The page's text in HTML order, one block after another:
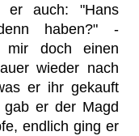
er auch: "Hans
haben?" -
mir doch einen
wieder nach
er ihr gekauft
er der Magd
endlich ging er